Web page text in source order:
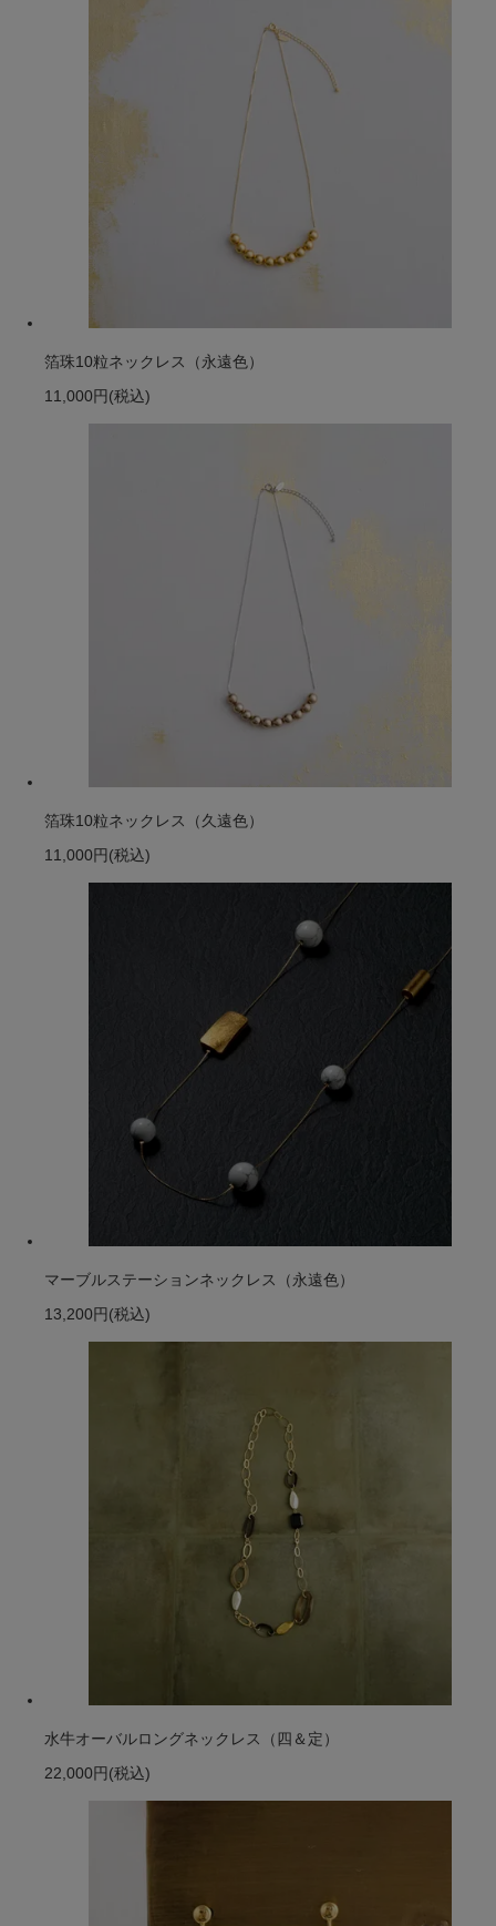
箔珠10粒ネックレス（永遠色）
11,000円 (税込)
箔珠10粒ネックレス（久遠色）
11,000円 (税込)
マーブルステーションネックレス（永遠色）
13,200円 (税込)
水牛オーバルロングネックレス（四＆定）
22,000円 (税込)